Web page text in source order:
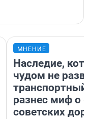
МНЕНИЕ
Наследие,
чудом не
транспортный
разнес миф о
советских